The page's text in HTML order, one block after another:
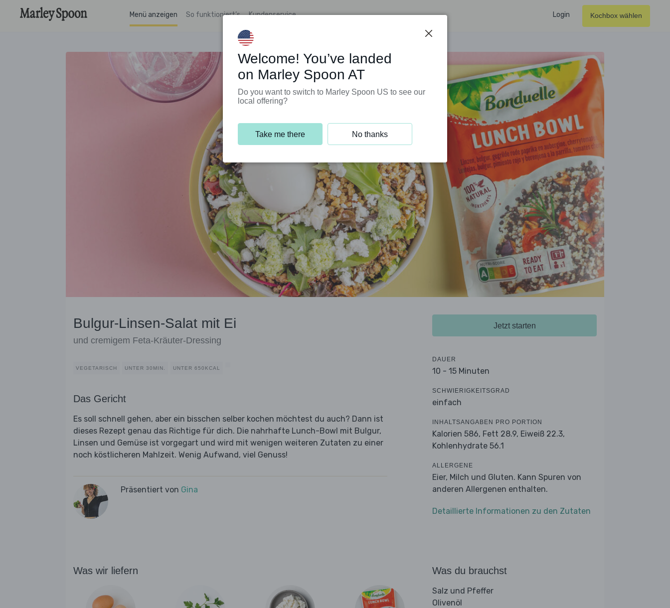
Menü anzeigen So funktioniert’s Kundenservice Login Kochbox wählen
Bulgur-Linsen-Salat mit Ei
und cremigem Feta-Kräuter-Dressing
VEGETARISCH UNTER 30MIN. UNTER 650KCAL
Das Gericht
Es soll schnell gehen, aber ein bisschen selber kochen möchtest du auch? Dann ist
dieses Rezept genau das Richtige für dich. Die nahrhafte Lunch-Bowl mit Bulgur,
Linsen und Gemüse ist vorgegart und wird mit wenigen weiteren Zutaten zu einer
noch köstlicheren Mahlzeit. Wenig Aufwand, viel Genuss!
Präsentiert von Gina
Jetzt starten
DAUER
10 - 15 Minuten
SCHWIERIGKEITSGRAD
einfach
INHALTSANGABEN PRO PORTION
Kalorien 586, Fett 28.9, Eiweiß 22.3,
Kohlenhydrate 56.1
ALLERGENE
Eier, Milch und Gluten. Kann Spuren von
anderen Allergenen enthalten.
Detaillierte Informationen zu den Zutaten
Was wir liefern Was du brauchst
Salz und Pfeffer
Olivenöl
Welcome! You’ve landed
on Marley Spoon AT
Do you want to switch to Marley Spoon US to see our
local offering?
Take me there No thanks